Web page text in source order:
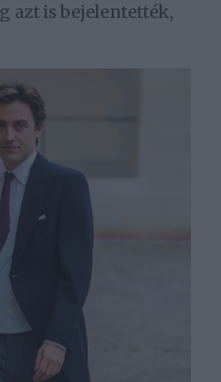
azt is bejelentették,